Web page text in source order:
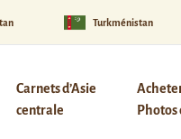
Turkménistan
Carnets d’Asie
centrale